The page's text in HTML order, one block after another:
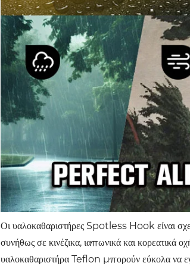
Οι υαλοκαθαριστήρες Spotless Hook είναι
συνήθως σε κινέζικα, ιαπωνικά και κορεατικά
υαλοκαθαριστήρα Teflon μπορούν εύκολα να